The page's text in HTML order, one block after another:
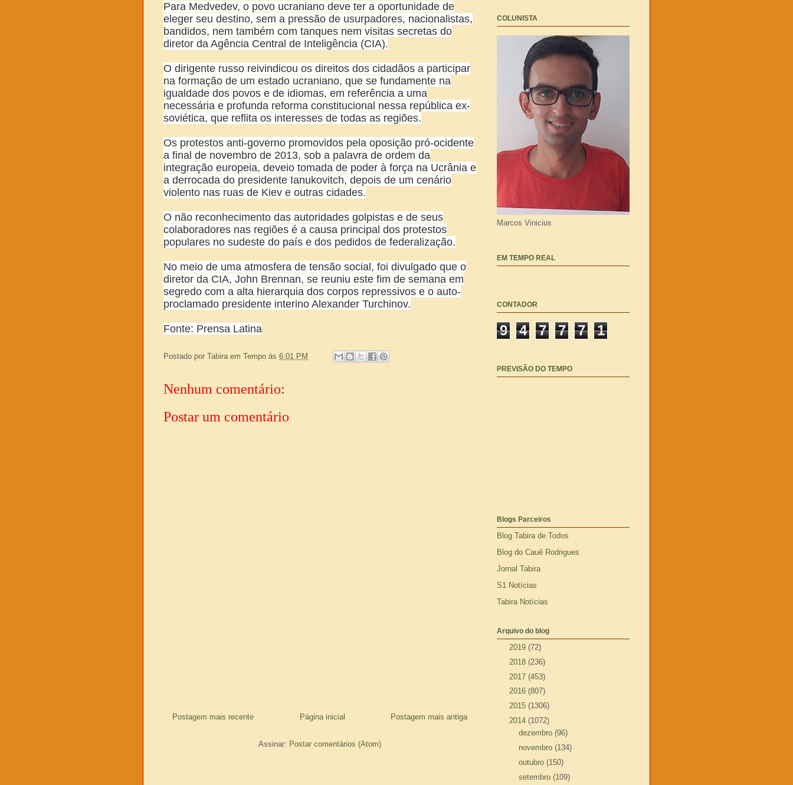
Para Medvedev, o povo ucraniano deve ter a oportunidade de
eleger seu destino, sem a pressão de usurpadores, nacionalistas,
bandidos, nem também com tanques nem visitas secretas do
diretor da Agência Central de Inteligência (CIA).
O dirigente russo reivindicou os direitos dos cidadãos a participar
na formação de um estado ucraniano, que se fundamente na
igualdade dos povos e de idiomas, em referência a uma
necessária e profunda reforma constitucional nessa república ex-
soviética, que reflita os interesses de todas as regiões.
Os protestos anti-governo promovidos pela oposição pró-ocidente
a final de novembro de 2013, sob a palavra de ordem da
integração europeia, deveio tomada de poder à força na Ucrânia e
a derrocada do presidente Ianukovitch, depois de um cenário
violento nas ruas de Kiev e outras cidades.
O não reconhecimento das autoridades golpistas e de seus
colaboradores nas regiões é a causa principal dos protestos
populares no sudeste do país e dos pedidos de federalização.
No meio de uma atmosfera de tensão social, foi divulgado que o
diretor da CIA, John Brennan, se reuniu este fim de semana em
segredo com a alta hierarquia dos corpos repressivos e o auto-
proclamado presidente interino Alexander Turchinov.
Fonte: Prensa Latina
Postado por Tabira em Tempo às 6:01 PM
Nenhum comentário:
Postar um comentário
Postagem mais recente Postagem mais antiga
Página inicial
Assinar: Postar comentários (Atom)
COLUNISTA
Marcos Vinicius
EM TEMPO REAL
CONTADOR
9 4 7 7 7 1
PREVISÃO DO TEMPO
Blogs Parceiros
Blog Tabira de Todos
Blog do Cauê Rodrigues
Jornal Tabira
S1 Notícias
Tabira Notícias
Arquivo do blog
2019 (72)
2018 (236)
2017 (453)
2016 (807)
2015 (1306)
2014 (1072)
dezembro (96)
novembro (134)
outubro (150)
setembro (109)